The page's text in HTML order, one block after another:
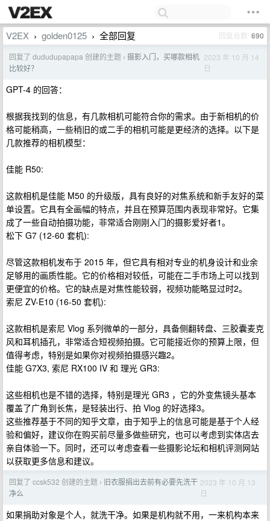
V2EX › golden0125 › 全部回复 回复总数 690
回复了 dududupapapa 创建的主题 › 摄影入门，买哪款相机
比较好？
2023 年 10 月 14
日
GPT-4 的回答：
根据我找到的信息，有几款相机可能符合你的需求。由于新相机的价
格可能稍高，一些稍旧的或二手的相机可能是更经济的选择。以下是
几款推荐的相机模型：
佳能 R50:
这款相机是佳能 M50 的升级版，具有良好的对焦系统和新手友好的菜
单设置。它具有全画幅的特点，并且在预算范围内表现非常好。它集
成了一些自动拍摄功能，非常适合刚刚入门的摄影爱好者​1​。
松下 G7 (12-60 套机):
尽管这款相机发布于 2015 年，但它具有相对专业的机身设计和业余
足够用的画质性能。它的价格相对较低，可能在二手市场上可以找到
更便宜的价格。它的缺点是对焦性能较弱，视频功能略显过时​2​。
索尼 ZV-E10 (16-50 套机):
这款相机是索尼 Vlog 系列微单的一部分，具备侧翻转盘、三胶囊麦克
风和耳机插孔，非常适合短视频拍摄。它可能接近你的预算上限，但
值得考虑，特别是如果你对视频拍摄感兴趣​2​。
佳能 G7X3, 索尼 RX100 IV 和 理光 GR3:
这些相机也是不错的选择，特别是理光 GR3 ，它的外变焦镜头基本
覆盖了广角到长焦，是轻装出行、拍 Vlog 的好选择​3​。
这些推荐基于不同的知乎文章，由于知乎上的信息可能是基于个人经
验和偏好，建议你在购买前尽量多做些研究，也可以考虑到实体店去
亲自体验一下。同时，还可以考虑查看一些摄影论坛和相机评测网站
以获取更多信息和建议。
回复了 ccsk532 创建的主题 › 旧衣服捐出去前有必要先洗干
净么
2023 年 10 月 13
日
如果捐助对象是个人，就洗干净。如果是机构就不用，一来机构本来